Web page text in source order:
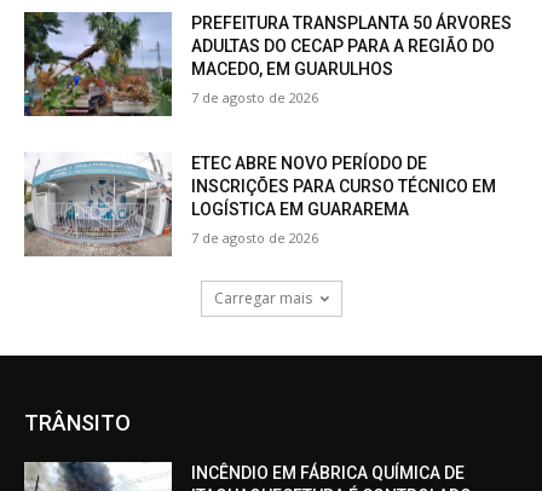
PREFEITURA TRANSPLANTA 50 ÁRVORES
ADULTAS DO CECAP PARA A REGIÃO DO
MACEDO, EM GUARULHOS
7 de agosto de 2026
ETEC ABRE NOVO PERÍODO DE
INSCRIÇÕES PARA CURSO TÉCNICO EM
LOGÍSTICA EM GUARAREMA
7 de agosto de 2026
Carregar mais
TRÂNSITO
INCÊNDIO EM FÁBRICA QUÍMICA DE